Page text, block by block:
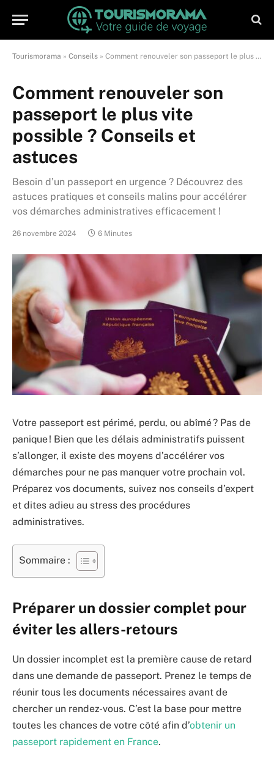
Tourismorama » Conseils » Comment renouveler son passeport le plus vite possible ? Conseils et astuces
Comment renouveler son
passeport le plus vite
possible ? Conseils et
astuces
Besoin d’un passeport en urgence ? Découvrez des
astuces pratiques et conseils malins pour accélérer
vos démarches administratives efficacement !
26 novembre 2024 6 Minutes
Votre passeport est périmé, perdu, ou abîmé ? Pas de
panique ! Bien que les délais administratifs puissent
s’allonger, il existe des moyens d’accélérer vos
démarches pour ne pas manquer votre prochain vol.
Préparez vos documents, suivez nos conseils d’expert
et dites adieu au stress des procédures
administratives.
Sommaire :
Préparer un dossier complet pour
éviter les allers-retours
Un dossier incomplet est la première cause de retard
dans une demande de passeport. Prenez le temps de
réunir tous les documents nécessaires avant de
chercher un rendez-vous. C’est la base pour mettre
toutes les chances de votre côté afin d’obtenir un
passeport rapidement en France.